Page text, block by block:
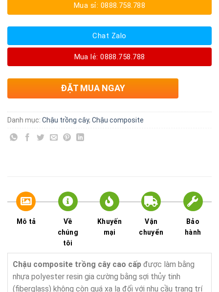
Mua sỉ: 0888.758.788
Chat Zalo
Mua lẻ: 0888.758.788
ĐẶT MUA NGAY
Danh mục: Chậu trồng cây, Chậu composite
Mô tả
Về
chúng
tôi
Khuyến
mại
Vận
chuyển
Bảo
hành
Chậu composite trồng cây cao cấp được làm bằng
nhựa polyester resin gia cường bằng sợi thủy tinh
(fiberglass) không còn quá xa lạ đối với nhu cầu trang trí